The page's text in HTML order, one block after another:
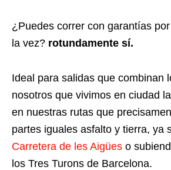
¿Puedes correr con garantías
la vez? rotundamente sí.
Ideal para salidas que combinan
nosotros que vivimos en ciudad
en nuestras rutas que
partes iguales asfalto y tierra, ya
Carretera de les Aigües o
los Tres Turons de Barcelona.